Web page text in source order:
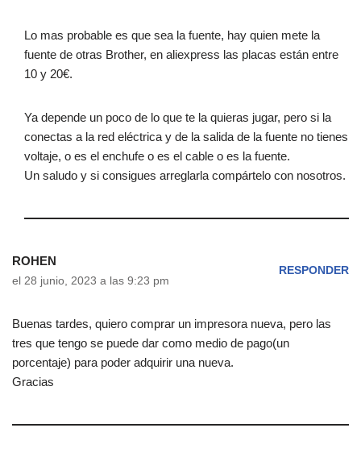
Lo mas probable es que sea la fuente, hay quien mete la
fuente de otras Brother, en aliexpress las placas están entre
10 y 20€.
Ya depende un poco de lo que te la quieras jugar, pero si la
conectas a la red eléctrica y de la salida de la fuente no tienes
voltaje, o es el enchufe o es el cable o es la fuente.
Un saludo y si consigues arreglarla compártelo con nosotros.
ROHEN
el 28 junio, 2023 a las 9:23 pm
RESPONDER
Buenas tardes, quiero comprar un impresora nueva, pero las
tres que tengo se puede dar como medio de pago(un
porcentaje) para poder adquirir una nueva.
Gracias